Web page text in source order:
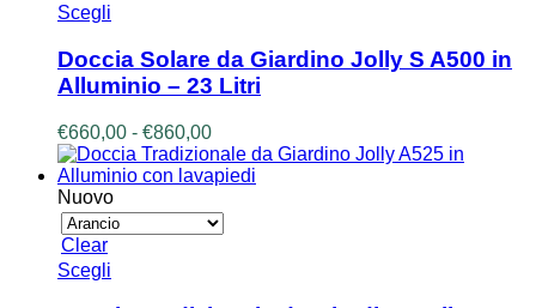
Scegli
ha
più
varianti.
opzioni
possono
essere
scelte
nella
Doccia Solare da Giardino Jolly S A500 in
Alluminio – 23 Litri
€660,00 - €860,00Fascia
di
prezzo:
€660,00
a
Nuovo
Clear
Scegli